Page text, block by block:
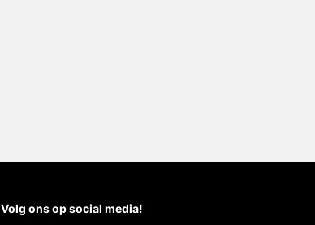
Volg ons op social media!